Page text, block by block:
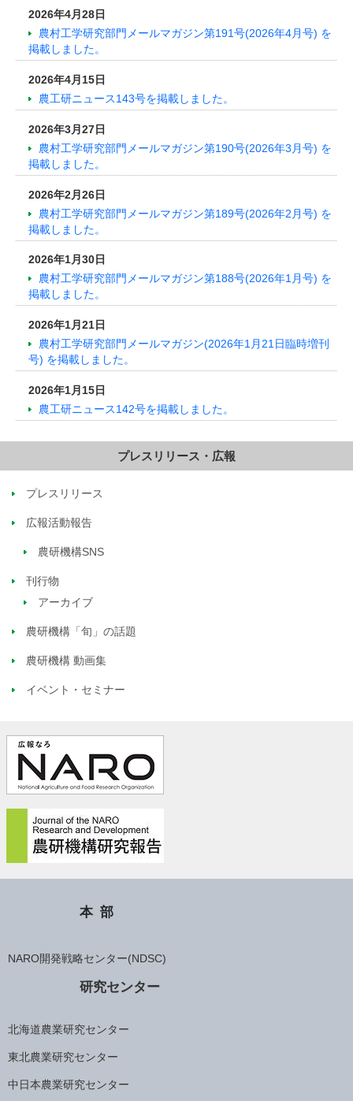
2026年4月28日
農村工学研究部門メールマガジン第191号(2026年4月号) を
掲載しました。
2026年4月15日
農工研ニュース143号を掲載しました。
2026年3月27日
農村工学研究部門メールマガジン第190号(2026年3月号) を
掲載しました。
2026年2月26日
農村工学研究部門メールマガジン第189号(2026年2月号) を
掲載しました。
2026年1月30日
農村工学研究部門メールマガジン第188号(2026年1月号) を
掲載しました。
2026年1月21日
農村工学研究部門メールマガジン(2026年1月21日臨時増刊
号) を掲載しました。
2026年1月15日
農工研ニュース142号を掲載しました。
プレスリリース・広報
プレスリリース
広報活動報告
農研機構SNS
刊行物
アーカイブ
農研機構「旬」の話題
農研機構 動画集
イベント・セミナー
本部
NARO開発戦略センター(NDSC)
研究センター
北海道農業研究センター
東北農業研究センター
中日本農業研究センター